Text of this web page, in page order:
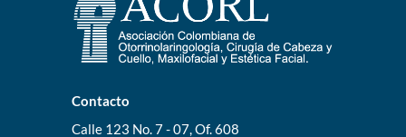
Contacto
Calle 123 No. 7 - 07, Of. 608